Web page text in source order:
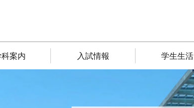
案内 入試情報 学生生活